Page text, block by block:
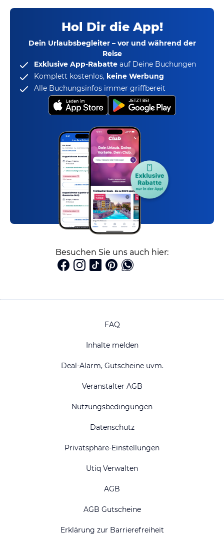
Hol Dir die App!
Dein Urlaubsbegleiter – vor und während der
Reise
Exklusive App-Rabatte auf Deine Buchungen
Komplett kostenlos, keine Werbung
Alle Buchungsinfos immer griffbereit
Besuchen Sie uns auch hier:
FAQ
Inhalte melden
Deal-Alarm, Gutscheine uvm.
Veranstalter AGB
Nutzungsbedingungen
Datenschutz
Privatsphäre-Einstellungen
Utiq Verwalten
AGB
AGB Gutscheine
Erklärung zur Barrierefreiheit